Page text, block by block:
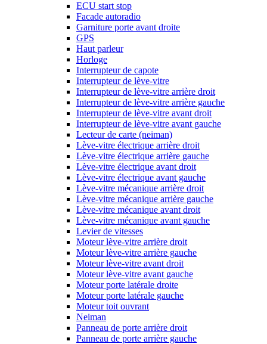
ECU start stop
Facade autoradio
Garniture porte avant droite
GPS
Haut parleur
Horloge
Interrupteur de capote
Interrupteur de lève-vitre
Interrupteur de lève-vitre arrière droit
Interrupteur de lève-vitre arrière gauche
Interrupteur de lève-vitre avant droit
Interrupteur de lève-vitre avant gauche
Lecteur de carte (neiman)
Lève-vitre électrique arrière droit
Lève-vitre électrique arrière gauche
Lève-vitre électrique avant droit
Lève-vitre électrique avant gauche
Lève-vitre mécanique arrière droit
Lève-vitre mécanique arrière gauche
Lève-vitre mécanique avant droit
Lève-vitre mécanique avant gauche
Levier de vitesses
Moteur lève-vitre arrière droit
Moteur lève-vitre arrière gauche
Moteur lève-vitre avant droit
Moteur lève-vitre avant gauche
Moteur porte latérale droite
Moteur porte latérale gauche
Moteur toit ouvrant
Neiman
Panneau de porte arrière droit
Panneau de porte arrière gauche